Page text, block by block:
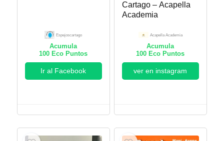
Espejoscartago
Acumula
100 Eco Puntos
Ir al Facebook
Cartago – Acapella
Academia
Acapella Academia
Acumula
100 Eco Puntos
ver en instagram